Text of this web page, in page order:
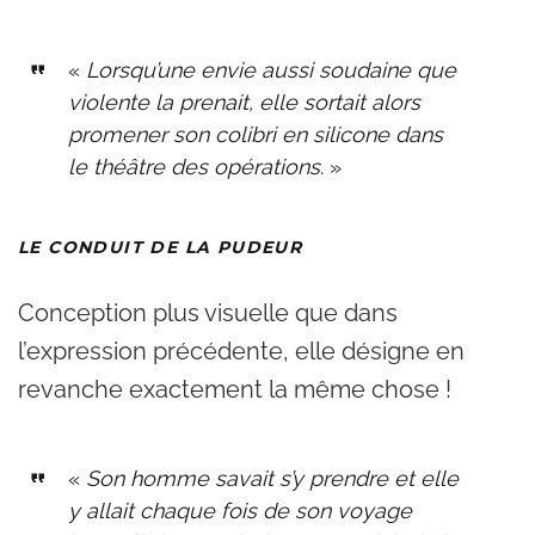
« Lorsqu’une envie aussi soudaine que
violente la prenait, elle sortait alors
promener son colibri en silicone dans
le théâtre des opérations. »
LE CONDUIT DE LA PUDEUR
Conception plus visuelle que dans
l’expression précédente, elle désigne en
revanche exactement la même chose !
« Son homme savait s’y prendre et elle
y allait chaque fois de son voyage